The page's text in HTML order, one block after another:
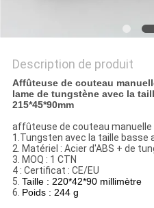
DU
SITE
PRIVACY
POLICY
Description de produit
Affûteuse de couteau
lame de tungstène avec la
215*45*90mm
affûteuse de couteau manuelle
1.Tungsten avec la taille
2. Matériel : Acier d'ABS + de
3. MOQ : 1 CTN
4 : Certificat : CE/EU
5. Taille : 220*42*90 millimètre
6. Poids : 244 g